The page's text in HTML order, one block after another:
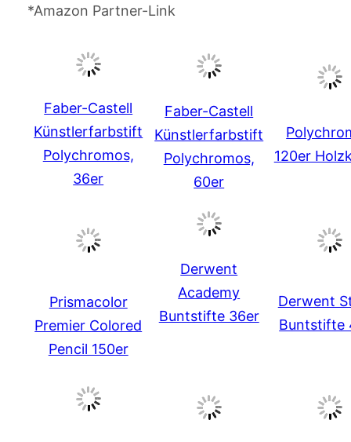
*Amazon Partner-Link
Faber-Castell
Künstlerfarbstift
Polychromos,
36er
Faber-Castell
Künstlerfarbstift
Polychromos,
60er
120er
Prismacolor
Premier Colored
Pencil 150er
Derwent
Academy
Buntstifte 36er
Derwent
Buntstifte